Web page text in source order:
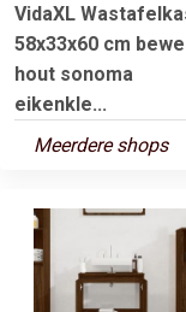
VidaXL
58x33x60 cm
hout sonoma
eikenkle...
Meerdere shops